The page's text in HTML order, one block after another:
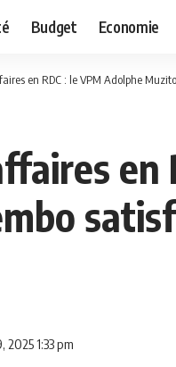
Budget Economie
en RDC : le VPM Adolphe
2025 1:33 pm